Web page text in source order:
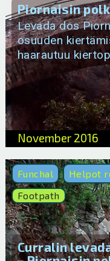
Piornaisin
Levada dos
osuuden
haarautuu
November 2016
Funchal Helpot
Footpath
Curralin